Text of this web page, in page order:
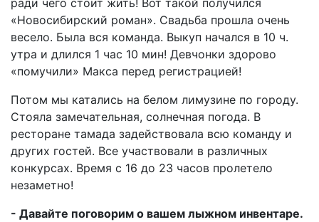
ради чего стоит жить! Вот такой получился
«Новосибирский роман». Свадьба прошла очень
весело. Была вся команда. Выкуп начался в 10 ч.
утра и длился 1 час 10 мин! Девчонки здорово
«помучили» Макса перед регистрацией!
Потом мы катались на белом лимузине по городу.
Стояла замечательная, солнечная погода. В
ресторане тамада задействовала всю команду и
других гостей. Все участвовали в различных
конкурсах. Время с 16 до 23 часов пролетело
незаметно!
- Давайте поговорим о вашем лыжном инвентаре.